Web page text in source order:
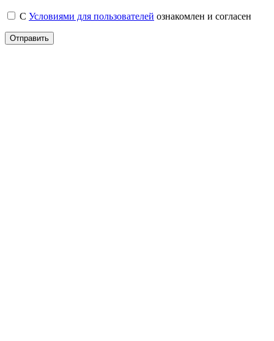
С Условиями для пользователей ознакомлен и согласен
Отправить